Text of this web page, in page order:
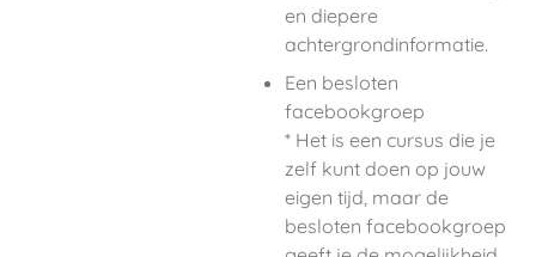
en diepere
achtergrondinformatie.
Een besloten
facebookgroep
* Het is een cursus die je
zelf kunt doen op jouw
eigen tijd, maar de
besloten facebookgroep